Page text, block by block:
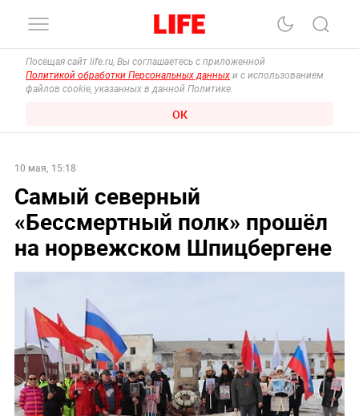
Посещая сайт life.ru, Вы соглашаетесь с приложенной
Политикой обработки Персональных данных и с использованием
файлов cookie, указанных в данной Политике.
ОК
10 мая, 15:18
Самый северный
«Бессмертный полк» прошёл
на норвежском Шпицбергене